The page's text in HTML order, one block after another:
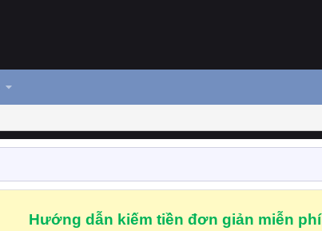
Hướng dẫn kiếm tiền đơn giản miễn phí